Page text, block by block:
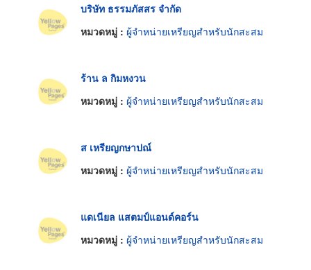
บริษัท ธรรมภัสสร จำกัด
หมวดหมู่ : ผู้จำหน่ายเหรียญสำหรับนักสะสม
ร้าน ล กิมหงวน
หมวดหมู่ : ผู้จำหน่ายเหรียญสำหรับนักสะสม
ส เหรียญกษาปณ์
หมวดหมู่ : ผู้จำหน่ายเหรียญสำหรับนักสะสม
แดเนียล แสตมป์แอนด์คอร์น
หมวดหมู่ : ผู้จำหน่ายเหรียญสำหรับนักสะสม